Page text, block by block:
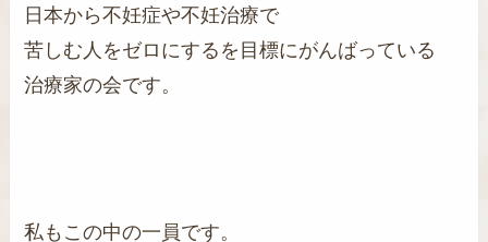
日本から不妊症や不妊治療で
苦しむ人をゼロにするを目標にがんばっている
治療家の会です。
私もこの中の一員です。